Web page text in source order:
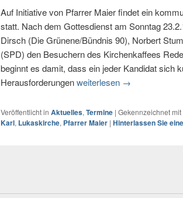
Auf Initiative von Pfarrer Maier findet ein
statt. Nach dem Gottesdienst am Sonntag
Dirsch (Die Grünene/Bündnis 90), Norbert
(SPD) den Besuchern des Kirchenkaffees
beginnt es damit, dass ein jeder Kandidat sich
Herausforderungenweiterlesen →
Veröffentlicht in Aktuelles,Termine |Gekennzeichnet mit
Karl, Lukaskirche, Pfarrer Maier |Hinterlassen Sie